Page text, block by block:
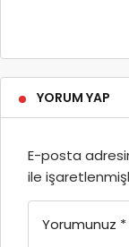
YORUM YAP
E-posta
ile
Yorumunuz *